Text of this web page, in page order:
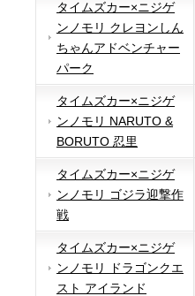
タイムズカー×ニジゲ
ンノモリ クレヨンしん
ちゃんアドベンチャー
パーク
タイムズカー×ニジゲ
ンノモリ NARUTO &
BORUTO 忍里
タイムズカー×ニジゲ
ンノモリ ゴジラ迎撃作
戦
タイムズカー×ニジゲ
ンノモリ ドラゴンクエ
スト アイランド